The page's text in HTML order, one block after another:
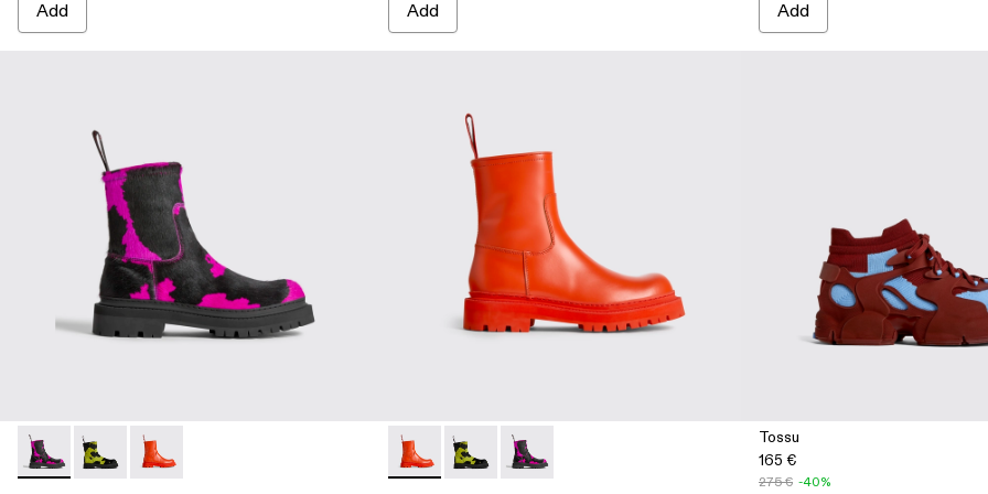
Add Add Add
Eki - K300416-003 - Multicolor
Eki - K300416-009
Eki - K300416-005 - Red Eki - K300416-005 - Red
Eki - K300416-009
Eki - K300416-003 - Multicolor
Tossu
165 €
275 € -40%